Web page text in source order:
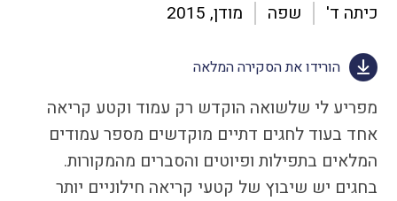
עמותות דתיות בגנים
ובבתי-ספר הממלכתיים
– מה ניתן לעשות?
תכנית הלימודים
במקצוע תרבות
יהודית-ישראלית –
תכנית מדיתה
הדתה בצה"ל
התמודדות עם הדתה
כיתה ד' שפה מודן, 2015
הורידו את הסקירה המלאה
מפריע לי שלשואה הוקדש רק עמוד וקטע קריאה
אחד בעוד לחגים דתיים מוקדשים מספר עמודים
המלאים בתפילות ופיוטים והסברים מהמקורות.
בחגים יש שיבוץ של קטעי קריאה חילוניים יותר